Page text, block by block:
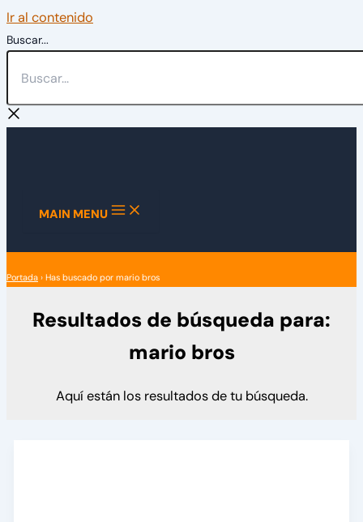
Ir al contenido
Buscar...
MAIN MENU
Portada › Has buscado por mario bros
Resultados de búsqueda para:
mario bros
Aquí están los resultados de tu búsqueda.